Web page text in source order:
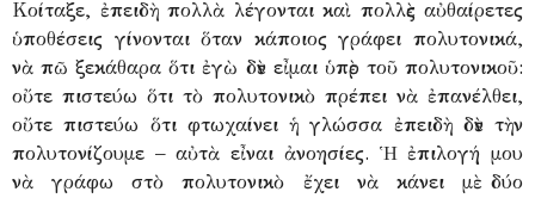
Κοίταξε, ἐπειδὴ πολλὰ λέγονται καὶ πολλὲς αὐθαίρετες
ὑποθέσεις γίνονται ὅταν κάποιος γράφει πολυτονικά,
νὰ πῶ ξεκάθαρα ὅτι ἐγὼ δὲν εἶμαι ὑπὲρ τοῦ πολυτονικοῦ:
οὔτε πιστεύω ὅτι τὸ πολυτονικὸ πρέπει νὰ ἐπανέλθει,
οὔτε πιστεύω ὅτι φτωχαίνει ἡ γλώσσα ἐπειδὴ δὲν τὴν
πολυτονίζουμε – αὐτὰ εἶναι ἀνοησίες. Ἡ ἐπιλογή μου
νὰ γράφω στὸ πολυτονικὸ ἔχει νὰ κάνει μὲ δύο